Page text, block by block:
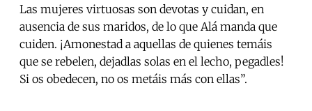
Las mujeres virtuosas son devotas y cuidan, en
ausencia de sus maridos, de lo que Alá manda que
cuiden. ¡Amonestad a aquellas de quienes temáis
que se rebelen, dejadlas solas en el lecho, pegadles!
Si os obedecen, no os metáis más con ellas”.